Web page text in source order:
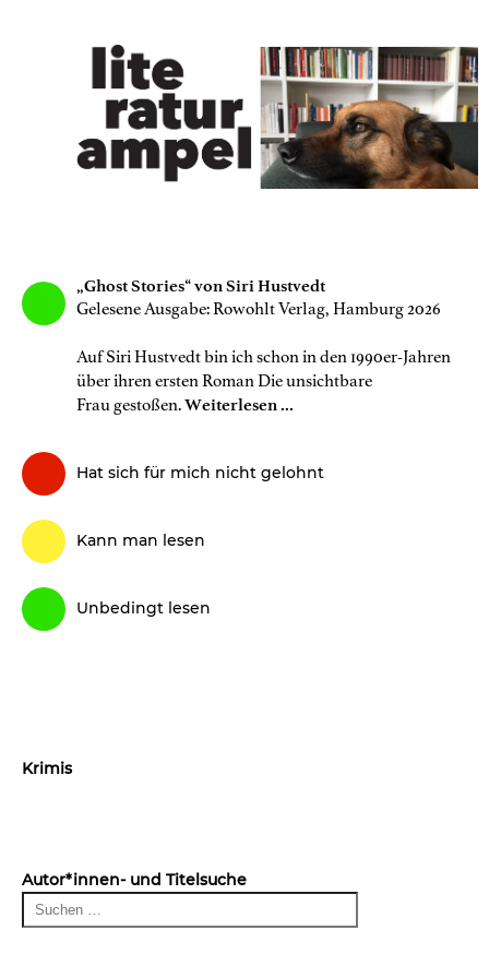
„Ghost Stories“ von Siri Hustvedt
Gelesene Ausgabe: Rowohlt Verlag, Hamburg 2026
Auf Siri Hustvedt bin ich schon in den 1990er-Jahren
über ihren ersten Roman Die unsichtbare
Frau gestoßen.Weiterlesen ...
Hat sich für mich nicht gelohnt
Kann man lesen
Unbedingt lesen
Krimis
Autor*innen- und Titelsuche